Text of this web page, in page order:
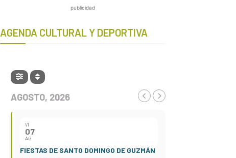
publicidad
AGENDA CULTURAL Y DEPORTIVA
AGOSTO, 2026
VI
07
AG
FIESTAS DE SANTO DOMINGO DE GUZMÁN